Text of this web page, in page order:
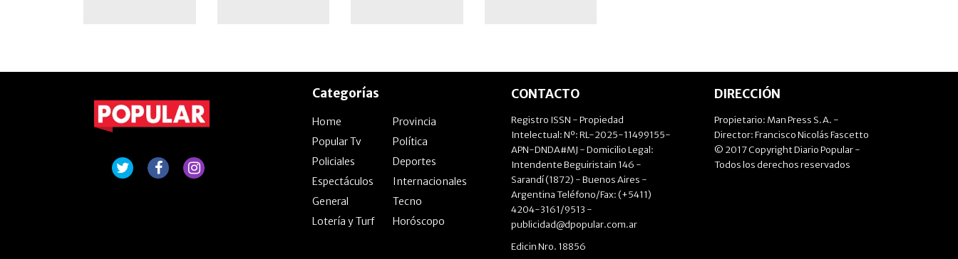
Categorías
Home
Provincia
Popular Tv
Política
Policiales
Deportes
Espectáculos
Internacionales
General
Tecno
Lotería y Turf
Horóscopo
CONTACTO
Registro ISSN - Propiedad
Intelectual: Nº: RL-2025-11499155-
APN-DNDA#MJ - Domicilio Legal:
Intendente Beguiristain 146 -
Sarandí (1872) - Buenos Aires -
Argentina Teléfono/Fax: (+5411)
4204-3161/9513 -
publicidad@dpopular.com.ar
Edicin Nro. 18856
DIRECCIÓN
Propietario: Man Press S.A. -
Director: Francisco Nicolás Fascetto
© 2017 Copyright Diario Popular -
Todos los derechos reservados